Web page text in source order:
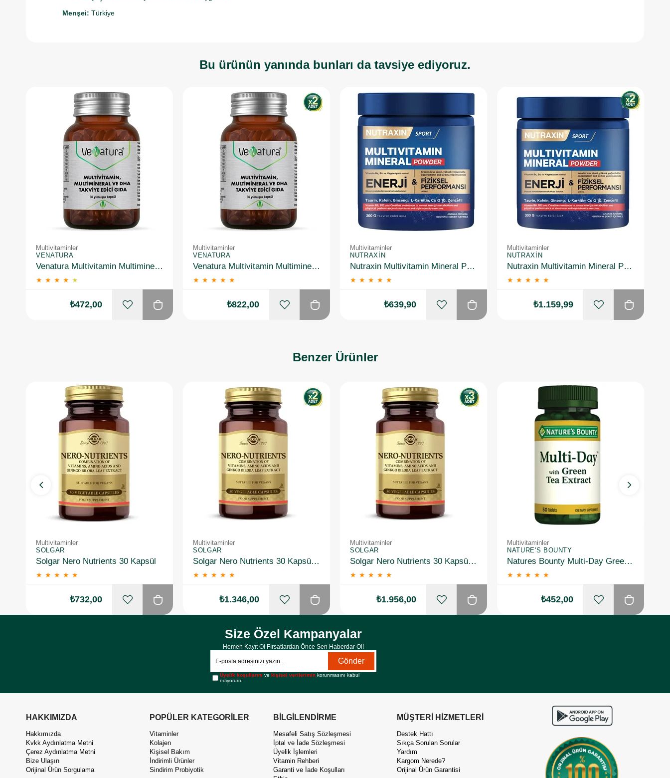
Menşei: Türkiye
Bu ürünün yanında bunları da tavsiye ediyoruz.
Multivitaminler
VENATURA
Venatura Multivitamin Multimineral ve DHA 30 Kapsül
★ ★ ★ ★ ★
₺472,00
Multivitaminler
VENATURA
Venatura Multivitamin Multimineral ve DHA 30 Kapsül 2 Adet
★ ★ ★ ★ ★
₺822,00
Multivitaminler
NUTRAXIN
Nutraxin Multivitamin Mineral Powder 300 gr
★ ★ ★ ★ ★
₺639,90
Multivitaminler
NUTRAXIN
Nutraxin Multivitamin Mineral Powder 300 gr 2 Adet
★ ★ ★ ★ ★
₺1.159,99
Benzer Ürünler
Multivitaminler
SOLGAR
Solgar Nero Nutrients 30 Kapsül
★ ★ ★ ★ ★
₺732,00
Multivitaminler
SOLGAR
Solgar Nero Nutrients 30 Kapsül 2 Adet
★ ★ ★ ★ ★
₺1.346,00
Multivitaminler
SOLGAR
Solgar Nero Nutrients 30 Kapsül 3 Adet
★ ★ ★ ★ ★
₺1.956,00
Multivitaminler
NATURE'S BOUNTY
Natures Bounty Multi-Day Green Tea Extract Takviye Edici Gıda 50 Tablet
★ ★ ★ ★ ★
₺452,00
Size Özel Kampanyalar
Hemen Kayıt Ol Fırsatlardan Önce Sen Haberdar Ol!
Gönder
Üyelik koşullarını vekişisel verilerimin korunmasını kabul
ediyorum.
HAKKIMIZDA
Hakkımızda
Kvkk Aydınlatma Metni
Çerez Aydınlatma Metni
Bize Ulaşın
Orijinal Ürün Sorgulama
POPÜLER KATEGORİLER
Vitaminler
Kolajen
Kişisel Bakım
İndirimli Ürünler
Sindirim Probiyotik
BİLGİLENDİRME
Mesafeli Satış Sözleşmesi
İptal ve İade Sözleşmesi
Üyelik İşlemleri
Vitamin Rehberi
Garanti ve İade Koşulları
MÜŞTERİ HİZMETLERİ
Destek Hattı
Sıkça Sorulan Sorular
Yardım
Kargom Nerede?
Orijinal Ürün Garantisi